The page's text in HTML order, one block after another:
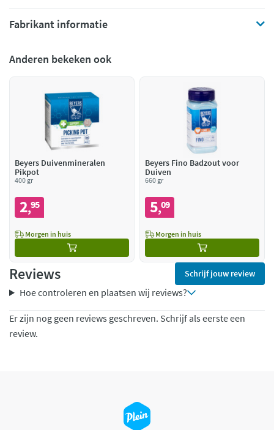
Fabrikant informatie
Anderen bekeken ook
Beyers Duivenmineralen
Pikpot
400 gr
2,95
Morgen in huis
Beyers Fino Badzout voor
Duiven
660 gr
5,09
Morgen in huis
Reviews Schrijf jouw review
Hoe controleren en plaatsen wij reviews?
Er zijn nog geen reviews geschreven. Schrijf als eerste een
review.